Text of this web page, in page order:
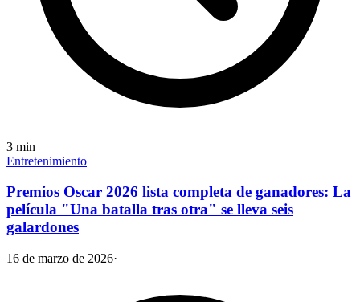
3 min
Entretenimiento
Premios Oscar 2026 lista completa de ganadores: La
película "Una batalla tras otra" se lleva seis
galardones
16 de marzo de 2026·